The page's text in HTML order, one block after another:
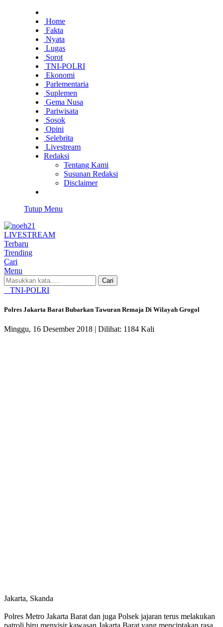
Home
Fakta
Nyata
Lugas
Sorot
TNI-POLRI
Ekonomi
Parlementaria
Suplemen
Gema Nusa
Pariwisata
Sosok
Opini
Selebrita
Livestream
Redaksi
Tentang Kami
Susunan Redaksi
Disclaimer
Tutup Menu
LIVESTREAM
Terbaru
Trending
Cari
Menu
Cari
TNI-POLRI
Polres Jakarta Barat Bubarkan Tawuran Remaja Di Wilayah Grogol
Minggu, 16 Desember 2018 | Dilihat: 1184 Kali
Jakarta, Skanda
Polres Metro Jakarta Barat dan juga Polsek jajaran terus melakukan